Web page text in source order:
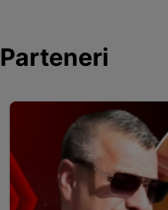
Parteneri